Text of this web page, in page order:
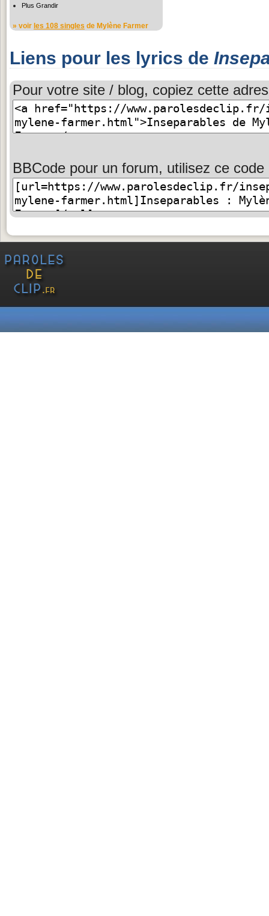
Plus Grandir
» voir les 108 singles de Mylène Farmer
Liens pour les lyrics de
Pour votre site / blog, copiez cette
BBCode pour un forum, utilisez ce code